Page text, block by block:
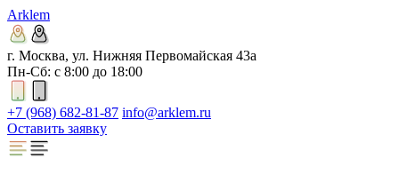
Arklem
г. Москва, ул. Нижняя Первомайская 43а
Пн-Сб: с 8:00 до 18:00
+7 (968) 682-81-87 info@arklem.ru
Оставить заявку